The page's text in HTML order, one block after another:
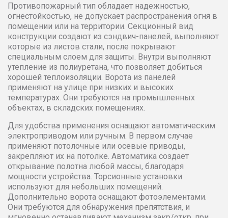
3500 118567 119571
3600 170210 172104
3700 172104 173689
3800 175590 176691
4000 186489 189654
4100 186647 189805
4200 186811 189963
Противопожарный тип обладает надежностью,
огнестойкостью, не допускает распространения огня в
помещении или на территории. Секционный вид
конструкции создают из сэндвич-панелей, выполняют
которые из листов стали, после покрывают
специальным слоем для защиты. Внутри выполняют
утепление из полиуретана, что позволяет добиться
хорошей теплоизоляции. Ворота из панелей
применяют на улице при низких и высоких
температурах. Они требуются на промышленных
объектах, в складских помещениях.
Для удобства применения оснащают автоматическим
электроприводом или ручным. В первом случае
применяют потолочные или осевые приводы,
закрепляют их на потолке. Автоматика создает
открывание полотна любой массы, благодаря
мощности устройства. Торсионные установки
используют для небольших помещений.
Дополнительно ворота оснащают фотоэлементами.
Они требуются для обнаружения препятствия, и